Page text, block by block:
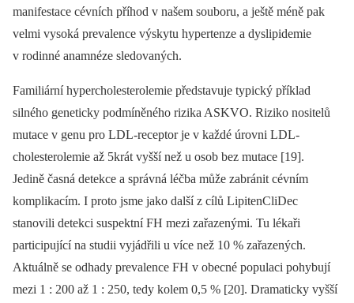
manifestace cévních příhod v našem souboru, a ještě méně pak
velmi vysoká prevalence výskytu hypertenze a dyslipidemie
v rodinné anamnéze sledovaných.
Familiární hypercholesterolemie představuje typický příklad
silného geneticky podmíněného rizika ASKVO. Riziko nositelů
mutace v genu pro LDL-receptor je v každé úrovni LDL-
cholesterolemie až 5krát vyšší než u osob bez mutace [19].
Jedině časná detekce a správná léčba může zabránit cévním
komplikacím. I proto jsme jako další z cílů LipitenCliDec
stanovili detekci suspektní FH mezi zařazenými. Tu lékaři
participující na studii vyjádřili u více než 10 % zařazených.
Aktuálně se odhady prevalence FH v obecné populaci pohybují
mezi 1 : 200 až 1 : 250, tedy kolem 0,5 % [20]. Dramaticky vyšší